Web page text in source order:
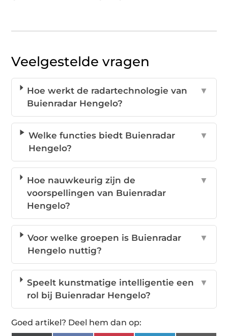
Veelgestelde vragen
Hoe werkt de radartechnologie van
Buienradar Hengelo?
▼
Welke functies biedt Buienradar
Hengelo?
▼
Hoe nauwkeurig zijn de
voorspellingen van Buienradar
Hengelo?
▼
Voor welke groepen is Buienradar
Hengelo nuttig?
▼
Speelt kunstmatige intelligentie een
rol bij Buienradar Hengelo?
▼
Goed artikel? Deel hem dan op: